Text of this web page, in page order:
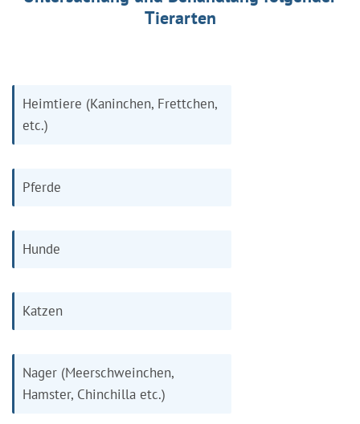
Tierarten
Heimtiere (Kaninchen, Frettchen,
etc.)
Pferde
Hunde
Katzen
Nager (Meerschweinchen,
Hamster, Chinchilla etc.)